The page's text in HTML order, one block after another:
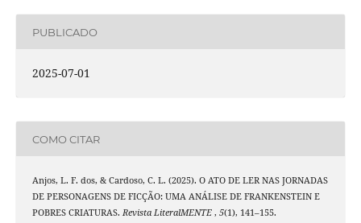
PUBLICADO
2025-07-01
COMO CITAR
Anjos, L. F. dos, & Cardoso, C. L. (2025). O ATO DE LER NAS JORNADAS
DE PERSONAGENS DE FICÇÃO: UMA ANÁLISE DE FRANKENSTEIN E
POBRES CRIATURAS. Revista LiteralMENTE , 5(1), 141–155.